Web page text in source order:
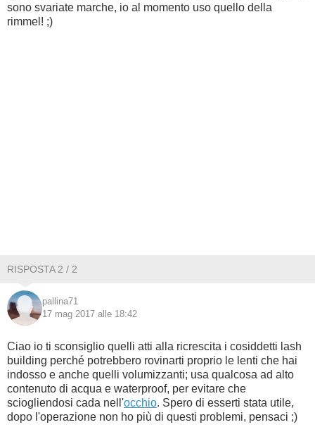
sono svariate marche, io al momento uso quello della
rimmel! ;)
RISPOSTA 2 / 2
pallina71
17 mag 2017 alle 18:42
Ciao io ti sconsiglio quelli atti alla ricrescita i cosiddetti lash
building perché potrebbero rovinarti proprio le lenti che hai
indosso e anche quelli volumizzanti; usa qualcosa ad alto
contenuto di acqua e waterproof, per evitare che
sciogliendosi cada nell'occhio. Spero di esserti stata utile,
dopo l'operazione non ho più di questi problemi, pensaci ;)